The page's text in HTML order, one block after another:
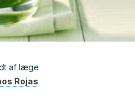
af læge
Rojas